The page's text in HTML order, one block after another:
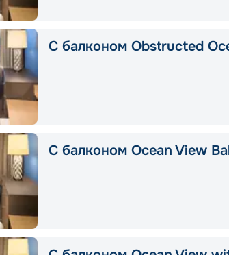
С балконом Obstructed
С балконом Ocean View